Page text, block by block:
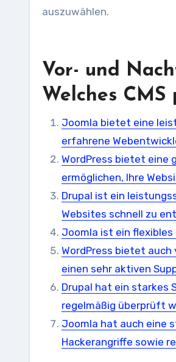
auszuwählen.
Vor- und
Welches
Joomla bietet eine
erfahrene
WordPress bietet eine
ermöglichen, Ihre
Drupal ist ein
Websites schnell zu
Joomla ist ein flexibles
WordPress bietet
einen sehr aktiven
Drupal hat ein starkes
regelmäßig überprüft
Joomla hat auch eine
Hackerangriffe sowie